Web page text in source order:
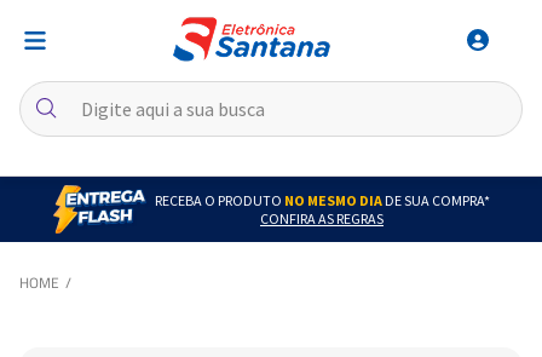
RECEBA O PRODUTO NO MESMO DIADE SUA COMPRA*
CONFIRA AS REGRAS